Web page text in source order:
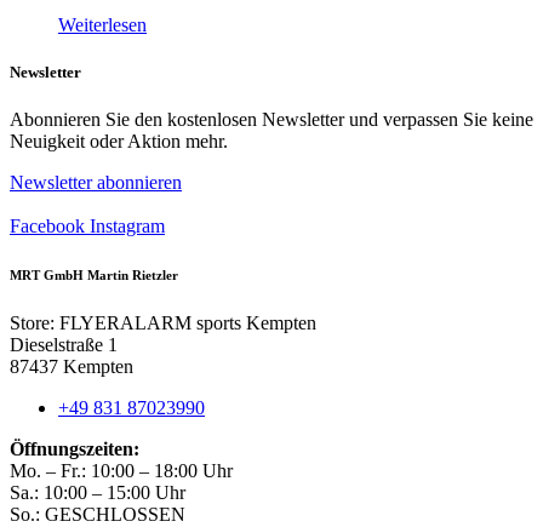
Weiterlesen
Newsletter
Abonnieren Sie den kostenlosen Newsletter und verpassen Sie keine
Neuigkeit oder Aktion mehr.
Newsletter abonnieren
Facebook Instagram
MRT GmbH Martin Rietzler
Store: FLYERALARM sports Kempten
Dieselstraße 1
87437 Kempten
+49 831 87023990
Öffnungszeiten:
Mo. – Fr.: 10:00 – 18:00 Uhr
Sa.: 10:00 – 15:00 Uhr
So.: GESCHLOSSEN